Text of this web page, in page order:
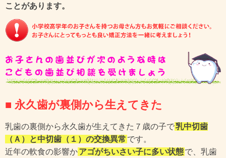
ことがあります。
■ 永久歯が裏側から生えてきた
乳歯の裏側から永久歯が生えてきた７歳の子で乳中切歯
（Ａ）と中切歯（１）の交換異常 です。
近年の軟食の影響かアゴがちいさい子に多い状態で、乳歯